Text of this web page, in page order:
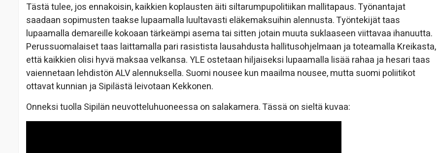
Tästä tulee, jos ennakoisin, kaikkien koplausten äiti siltarumpupolitiikan mallitapaus. Työnantajat
saadaan sopimusten taakse lupaamalla luultavasti eläkemaksuihin alennusta. Työntekijät taas
lupaamalla demareille kokoaan tärkeämpi asema tai sitten jotain muuta suklaaseen viittavaa ihanuutta.
Perussuomalaiset taas laittamalla pari rasistista lausahdusta hallitusohjelmaan ja toteamalla Kreikasta,
että kaikkien olisi hyvä maksaa velkansa. YLE ostetaan hiljaiseksi lupaamalla lisää rahaa ja hesari taas
vaiennetaan lehdistön ALV alennuksella. Suomi nousee kun maailma nousee, mutta suomi poliitikot
ottavat kunnian ja Sipilästä leivotaan Kekkonen.
Onneksi tuolla Sipilän neuvotteluhuoneessa on salakamera. Tässä on sieltä kuvaa: